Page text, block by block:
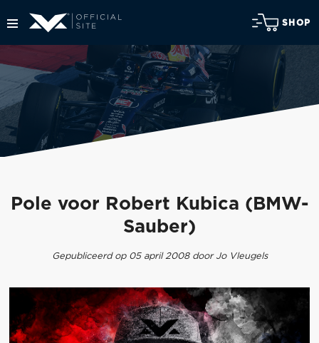
SHOP
Pole voor Robert Kubica (BMW-
Sauber)
Gepubliceerd op 05 april 2008 door Jo Vleugels